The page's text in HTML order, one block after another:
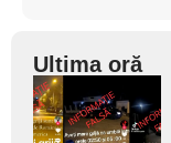
Ultima oră
Adaugă
aici textul